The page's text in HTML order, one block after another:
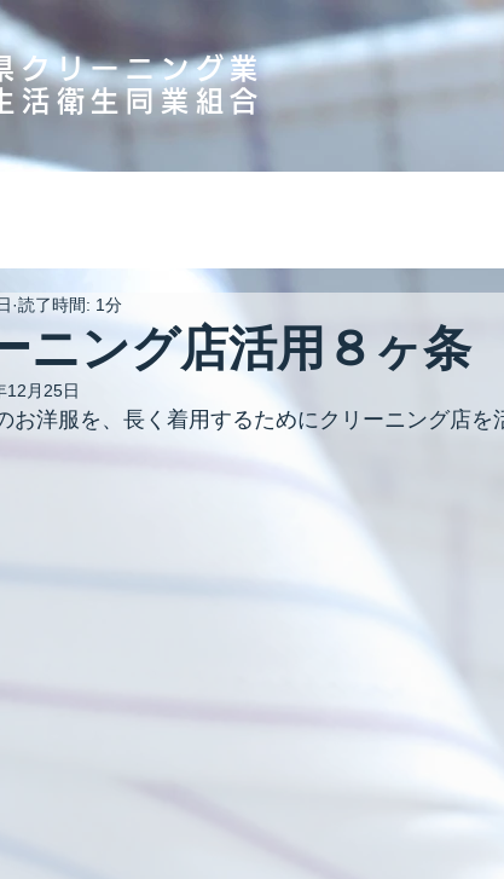
クリーニング業
活衛生同業組合
ニング店活用８ヶ条
読了時間: 1分
12月25日
お洋服を、長く着用するためにクリーニング店を